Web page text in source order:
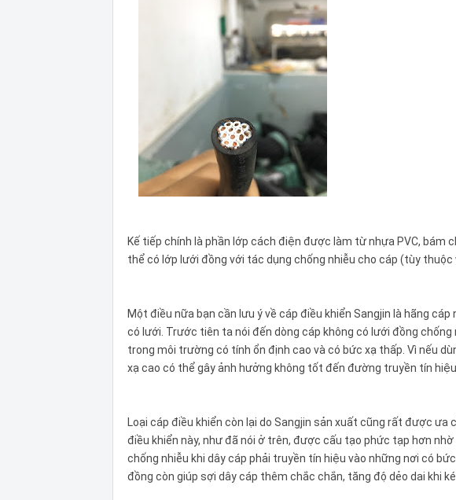
Kế tiếp chính là phần lớp cách điện được làm từ nhựa PVC, bám
thể có lớp lưới đồng với tác dụng chống nhiễu cho cáp (tùy thuộc
Một điều nữa bạn cần lưu ý về cáp điều khiển Sangjin là hãng
có lưới. Trước tiên ta nói đến dòng cáp không có lưới đồng
trong môi trường có tính ổn định cao và có bức xạ thấp. Vì nếu
xạ cao có thể gây ảnh hưởng không tốt đến đường truyền tín hiệu.
Loại cáp điều khiển còn lại do Sangjin sản xuất cũng rất được ưa
điều khiển này, như đã nói ở trên, được cấu tạo phức tạp hơn
chống nhiễu khi dây cáp phải truyền tín hiệu vào những nơi có
đồng còn giúp sợi dây cáp thêm chắc chắn, tăng độ dẻo dai khi